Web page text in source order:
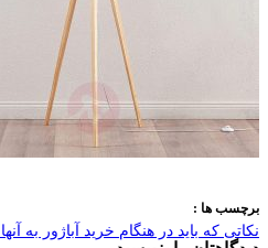
برچسب ها :
نکاتی که باید در هنگام خرید آباژور به